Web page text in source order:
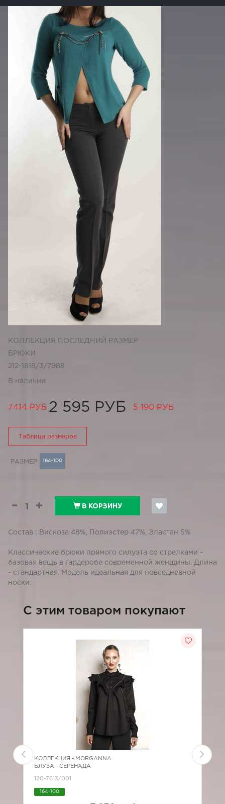
КОЛЛЕКЦИЯ ПОСЛЕДНИЙ РАЗМЕР
БРЮКИ
212-1818/3/7988
В наличии
7414 РУБ 2 595 РУБ 5 190 РУБ
Таблица размеров
РАЗМЕР 164-100
В КОРЗИНУ
Состав : Вискоза 48%, Полиэстер 47%, Эластан 5%
Классические брюки прямого силуэта со стрелками -
базовая вещь в гардеробе современной женщины. Длина
- стандартная. Модель идеальная для повседневной
носки.
C этим товаром покупают
КОЛЛЕКЦИЯ - MORGANNA
БЛУЗА - СЕРЕНАДА
120-7613/001
164-100